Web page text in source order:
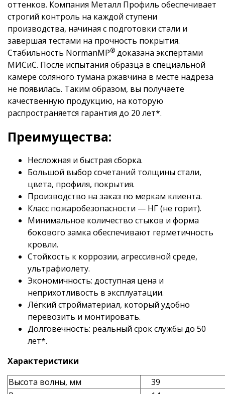
оттенков. Компания Металл Профиль обеспечивает
строгий контроль на каждой ступени
производства, начиная с подготовки стали и
завершая тестами на прочность покрытия.
Стабильность NormanMP® доказана экспертами
МИСиС. После испытания образца в специальной
камере соляного тумана ржавчина в месте надреза
не появилась. Таким образом, вы получаете
качественную продукцию, на которую
распространяется гарантия до 20 лет*.
Преимущества:
Несложная и быстрая сборка.
Большой выбор сочетаний толщины стали,
цвета, профиля, покрытия.
Производство на заказ по меркам клиента.
Класс пожаробезопасности — НГ (не горит).
Минимальное количество стыков и форма
бокового замка обеспечивают герметичность
кровли.
Стойкость к коррозии, агрессивной среде,
ультрафиолету.
Экономичность: доступная цена и
неприхотливость в эксплуатации.
Лёгкий стройматериал, который удобно
перевозить и монтировать.
Долговечность: реальный срок службы до 50
лет*.
Характеристики
Высота волны, мм
39